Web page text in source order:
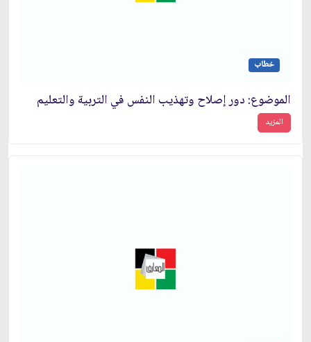
خطاب
الموضوع: دور إصلاح وتهذيب النفس في التربية والتعليم‏
المزيد